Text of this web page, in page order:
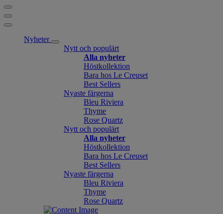
Nyheter
Nytt och populärt
Alla nyheter
Höstkollektion
Bara hos Le Creuset
Best Sellers
Nyaste färgerna
Bleu Riviera
Thyme
Rose Quartz
Nytt och populärt
Alla nyheter
Höstkollektion
Bara hos Le Creuset
Best Sellers
Nyaste färgerna
Bleu Riviera
Thyme
Rose Quartz